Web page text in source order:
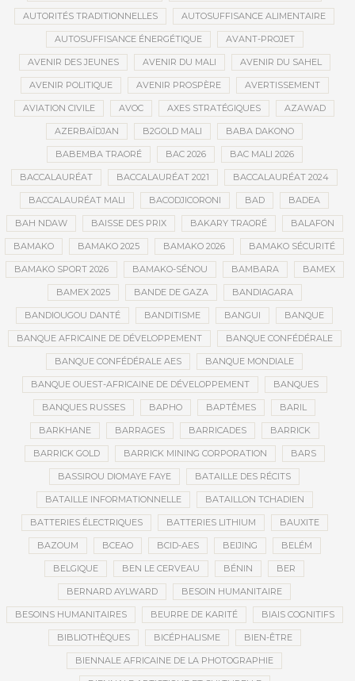
AUTORITÉS TRADITIONNELLES AUTOSUFFISANCE ALIMENTAIRE
AUTOSUFFISANCE ÉNERGÉTIQUE AVANT-PROJET
AVENIR DES JEUNES AVENIR DU MALI AVENIR DU SAHEL
AVENIR POLITIQUE AVENIR PROSPÈRE AVERTISSEMENT
AVIATION CIVILE AVOC AXES STRATÉGIQUES AZAWAD
AZERBAÏDJAN B2GOLD MALI BABA DAKONO
BABEMBA TRAORÉ BAC 2026 BAC MALI 2026
BACCALAURÉAT BACCALAURÉAT 2021 BACCALAURÉAT 2024
BACCALAURÉAT MALI BACODJICORONI BAD BADEA
BAH NDAW BAISSE DES PRIX BAKARY TRAORÉ BALAFON
BAMAKO BAMAKO 2025 BAMAKO 2026 BAMAKO SÉCURITÉ
BAMAKO SPORT 2026 BAMAKO-SÉNOU BAMBARA BAMEX
BAMEX 2025 BANDE DE GAZA BANDIAGARA
BANDIOUGOU DANTÉ BANDITISME BANGUI BANQUE
BANQUE AFRICAINE DE DÉVELOPPEMENT BANQUE CONFÉDÉRALE
BANQUE CONFÉDÉRALE AES BANQUE MONDIALE
BANQUE OUEST-AFRICAINE DE DÉVELOPPEMENT BANQUES
BANQUES RUSSES BAPHO BAPTÊMES BARIL
BARKHANE BARRAGES BARRICADES BARRICK
BARRICK GOLD BARRICK MINING CORPORATION BARS
BASSIROU DIOMAYE FAYE BATAILLE DES RÉCITS
BATAILLE INFORMATIONNELLE BATAILLON TCHADIEN
BATTERIES ÉLECTRIQUES BATTERIES LITHIUM BAUXITE
BAZOUM BCEAO BCID-AES BEIJING BELÉM
BELGIQUE BEN LE CERVEAU BÉNIN BER
BERNARD AYLWARD BESOIN HUMANITAIRE
BESOINS HUMANITAIRES BEURRE DE KARITÉ BIAIS COGNITIFS
BIBLIOTHÈQUES BICÉPHALISME BIEN-ÊTRE
BIENNALE AFRICAINE DE LA PHOTOGRAPHIE